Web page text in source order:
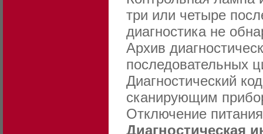
три или четыре
диагностика не
Архив
последовательных
Диагностический
сканирующим
Отключение
Диагностическая